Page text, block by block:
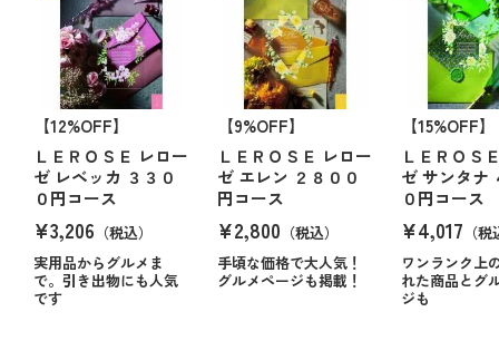
【12%OFF】
ＬＥＲＯＳＥ レロー
ゼ レベッカ ３３０
０円コース
¥3,206 （税込）
実用品からグルメま
で。引き出物にも人気
です
【9%OFF】
ＬＥＲＯＳＥ レロー
ゼ エレン ２８００
円コース
¥2,800 （税込）
手頃な価格で大人気！
グルメページも掲載！
【15%OFF】
ＬＥＲＯＳ
ゼ サンタナ
０円コース
¥4,017 （
ワンランク上
れた商品とグ
ジも